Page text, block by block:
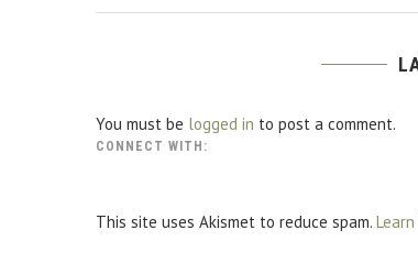
You must be logged in to post a comment.
CONNECT WITH:
This site uses Akismet to reduce spam.